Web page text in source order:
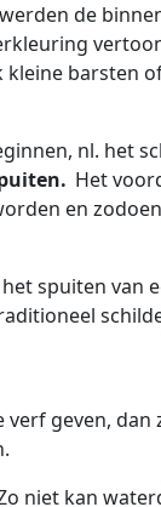
de
barsten
nl. het
Het
en
spuiten van
geven, dan
niet kan